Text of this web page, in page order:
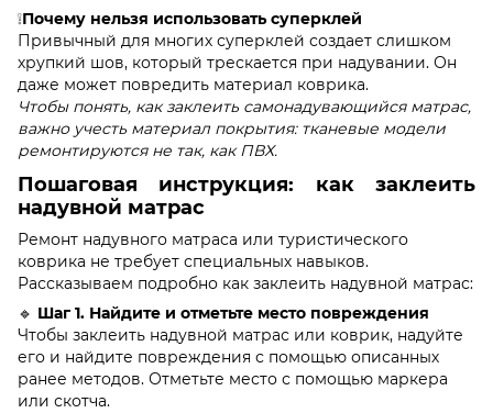
❕Почему нельзя использовать суперклей
Привычный для многих суперклей создает слишком
хрупкий шов, который трескается при надувании. Он
даже может повредить материал коврика.
Чтобы понять, как заклеить самонадувающийся матрас,
важно учесть материал покрытия: тканевые модели
ремонтируются не так, как ПВХ.
Пошаговая инструкция: как заклеить
надувной матрас
Ремонт надувного матраса или туристического
коврика не требует специальных навыков.
Рассказываем подробно как заклеить надувной матрас:
🔹 Шаг 1. Найдите и отметьте место повреждения
Чтобы заклеить надувной матрас или коврик, надуйте
его и найдите повреждения с помощью описанных
ранее методов. Отметьте место с помощью маркера
или скотча.